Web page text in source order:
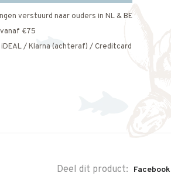
verstuurd naar ouders in NL & BE
€75
/ Klarna (achteraf) / Creditcard
Deel dit product: Facebook